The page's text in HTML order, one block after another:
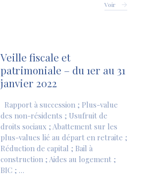
Voir
Veille fiscale et
patrimoniale – du 1er au 31
janvier 2022
Rapport à succession ; Plus-value
des non-résidents ; Usufruit de
droits sociaux ; Abattement sur les
plus-values lié au départ en retraite ;
Réduction de capital ; Bail à
construction ; Aides au logement ;
BIC ; …